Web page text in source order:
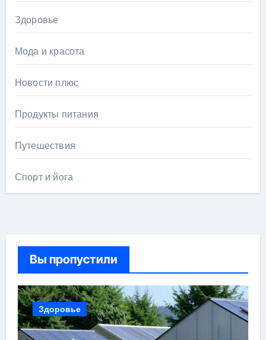
Здоровье
Мода и красота
Новости плюс
Продукты питания
Путешествия
Спорт и йога
Вы пропустили
Здоровье